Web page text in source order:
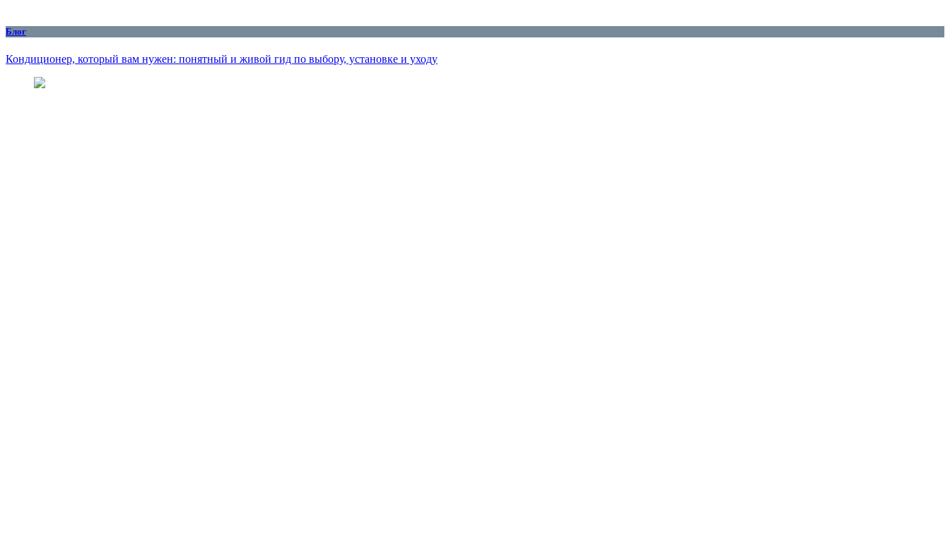
Блог
Кондиционер, который вам нужен: понятный и живой гид по выбору, установке и уходу